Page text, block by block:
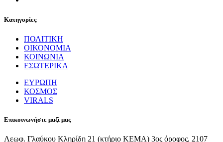
Κατηγορίες
ΠΟΛΙΤΙΚΗ
ΟΙΚΟΝΟΜΙΑ
ΚΟΙΝΩΝΙΑ
ΕΣΩΤΕΡΙΚΑ
ΕΥΡΩΠΗ
ΚΟΣΜΟΣ
VIRALS
Επικοινωνήστε μαζί μας
Λεωφ. Γλαύκου Κληρίδη 21 (κτήριο ΚΕΜΑ) 3ος όροφος, 2107